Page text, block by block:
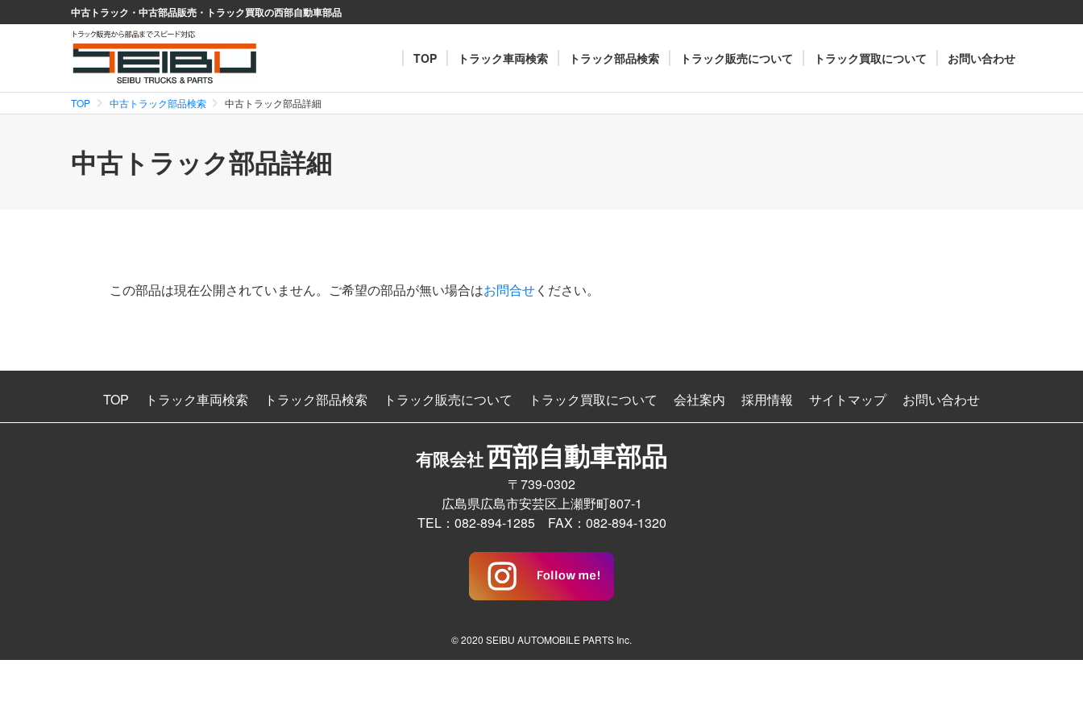
中古トラック・中古部品販売・トラック買取の西部自動車部品
TOP トラック車両検索 トラック部品検索 トラック販売について トラック買取について お問い合わせ
TOP 中古トラック部品検索 中古トラック部品詳細
中古トラック部品詳細
この部品は現在公開されていません。ご希望の部品が無い場合はお問合せください。
TOP トラック車両検索 トラック部品検索 トラック販売について トラック買取について 会社案内 採用情報 サイトマップ お問い合わせ
有限会社西部自動車部品
〒739-0302
広島県広島市安芸区上瀬野町807-1
TEL：082-894-1285 FAX：082-894-1320
© 2020 SEIBU AUTOMOBILE PARTS Inc.